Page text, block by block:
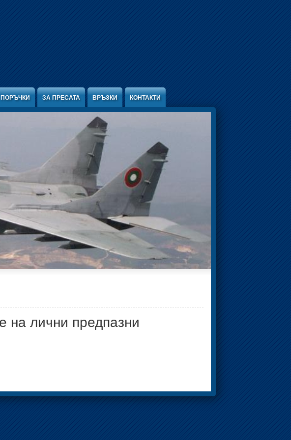
ЗА ПРЕСАТА ВРЪЗКИ КОНТАКТИ
на лични предпазни